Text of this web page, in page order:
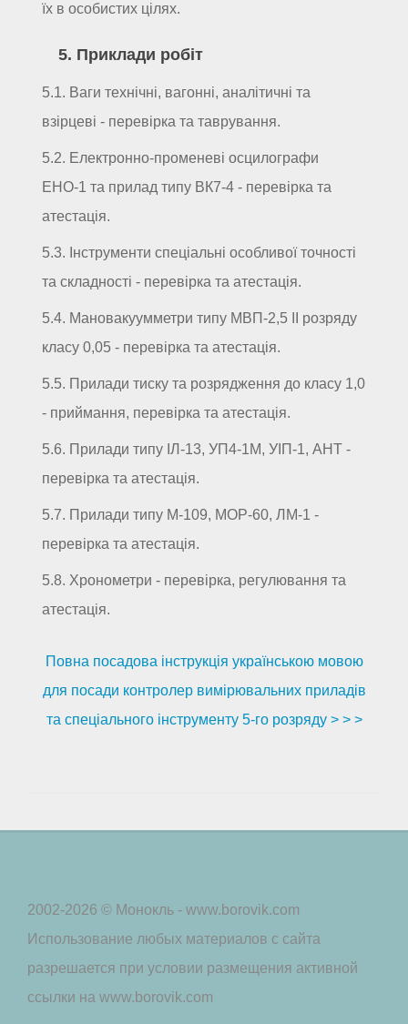
їх в особистих цілях.
5. Приклади робіт
5.1. Ваги технічні, вагонні, аналітичні та
взірцеві - перевірка та таврування.
5.2. Електронно-променеві осцилографи
ЕНО-1 та прилад типу ВК7-4 - перевірка та
атестація.
5.3. Інструменти спеціальні особливої точності
та складності - перевірка та атестація.
5.4. Мановакуумметри типу МВП-2,5 II розряду
класу 0,05 - перевірка та атестація.
5.5. Прилади тиску та розрядження до класу 1,0
- приймання, перевірка та атестація.
5.6. Прилади типу ІЛ-13, УП4-1М, УІП-1, АНТ -
перевірка та атестація.
5.7. Прилади типу М-109, МОР-60, ЛМ-1 -
перевірка та атестація.
5.8. Хронометри - перевірка, регулювання та
атестація.
Повна посадова інструкція українською мовою
для посади контролер вимірювальних приладів
та спеціального інструменту 5-го розряду > > >
2002-2026 © Монокль - www.borovik.com
Использование любых материалов с сайта
разрешается при условии размещения активной
ссылки на www.borovik.com